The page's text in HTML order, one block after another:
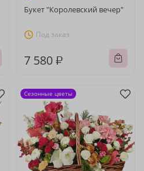
Букет "Королевский вечер"
Под заказ
7 580 ₽
Сезонные цветы